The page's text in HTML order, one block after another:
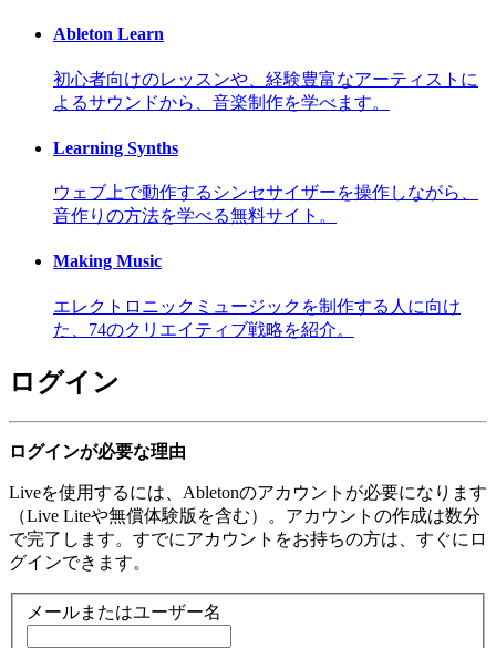
Ableton Learn
初心者向けのレッスンや、経験豊富なアーティストに
よるサウンドから、音楽制作を学べます。
Learning Synths
ウェブ上で動作するシンセサイザーを操作しながら、
音作りの方法を学べる無料サイト。
Making Music
エレクトロニックミュージックを制作する人に向け
た、74のクリエイティブ戦略を紹介。
ログイン
ログインが必要な理由
Liveを使用するには、Abletonのアカウントが必要になります
（Live Liteや無償体験版を含む）。アカウントの作成は数分
で完了します。すでにアカウントをお持ちの方は、すぐにロ
グインできます。
メールまたはユーザー名